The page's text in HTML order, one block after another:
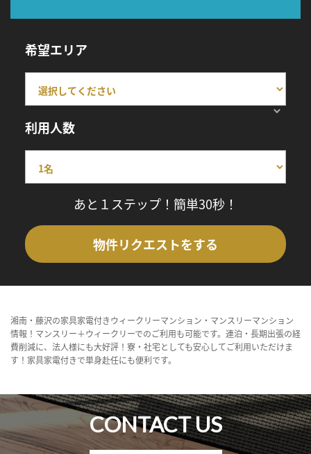
希望エリア
利用人数
あと１ステップ！簡単30秒！
物件リクエストをする
湘南・藤沢の家具家電付きウィークリーマンション・マンスリーマンション
情報！マンスリー＋ウィークリーでのご利用も可能です。連泊・長期出張の経
費削減に、法人様にも大好評！寮・社宅としても安心してご利用いただけま
す！家具家電付きで単身赴任にも便利です。
CONTACT US